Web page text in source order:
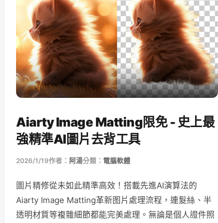
Aiarty Image Matting限免 - 史上最
強精準AI圖片去背工具
2026/1/19作者： 阿湯分類： 電腦軟體
圖片精修從未如此精準高效！搭載先進AI演算法的
Aiarty Image Matting革新图片處理流程，連髮絲、半
透明材質等複雜細節都能完美處理。無論是個人證件照